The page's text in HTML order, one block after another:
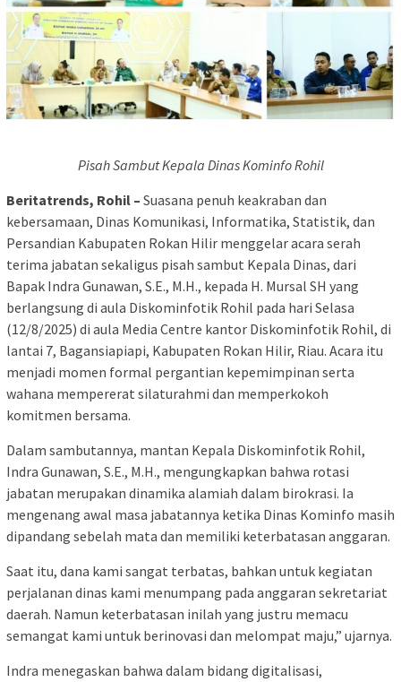
Pisah Sambut Kepala Dinas Kominfo Rohil
Beritatrends, Rohil – Suasana penuh keakraban dan
kebersamaan, Dinas Komunikasi, Informatika, Statistik, dan
Persandian Kabupaten Rokan Hilir menggelar acara serah
terima jabatan sekaligus pisah sambut Kepala Dinas, dari
Bapak Indra Gunawan, S.E., M.H., kepada H. Mursal SH yang
berlangsung di aula Diskominfotik Rohil pada hari Selasa
(12/8/2025) di aula Media Centre kantor Diskominfotik Rohil, di
lantai 7, Bagansiapiapi, Kabupaten Rokan Hilir, Riau. Acara itu
menjadi momen formal pergantian kepemimpinan serta
wahana mempererat silaturahmi dan memperkokoh
komitmen bersama.
Dalam sambutannya, mantan Kepala Diskominfotik Rohil,
Indra Gunawan, S.E., M.H., mengungkapkan bahwa rotasi
jabatan merupakan dinamika alamiah dalam birokrasi. Ia
mengenang awal masa jabatannya ketika Dinas Kominfo masih
dipandang sebelah mata dan memiliki keterbatasan anggaran.
Saat itu, dana kami sangat terbatas, bahkan untuk kegiatan
perjalanan dinas kami menumpang pada anggaran sekretariat
daerah. Namun keterbatasan inilah yang justru memacu
semangat kami untuk berinovasi dan melompat maju,” ujarnya.
Indra menegaskan bahwa dalam bidang digitalisasi,